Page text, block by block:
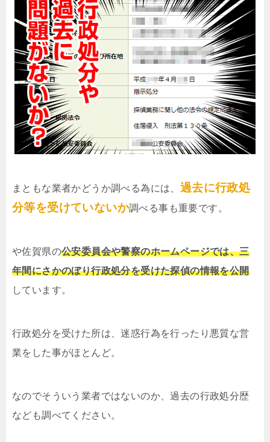
まともな業者かどうか調べる為には、 過去に行政処
分等を受けていないか調べる事も重要です。
や佐賀県の公安委員会や警察のホームページでは、三
年間にさかのぼり行政処分を受けた探偵の情報を公開
しています。
行政処分を受けた所は、迷惑行為を行ったり悪質な営
業をした事がほとんど。
なのでそういう業者ではないのか、過去の行政処分歴
なども調べてください。